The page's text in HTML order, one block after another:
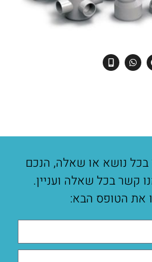
בכל נושא או שאלה, הנכם
קשר בכל שאלה ועניין.
את הטופס הבא: